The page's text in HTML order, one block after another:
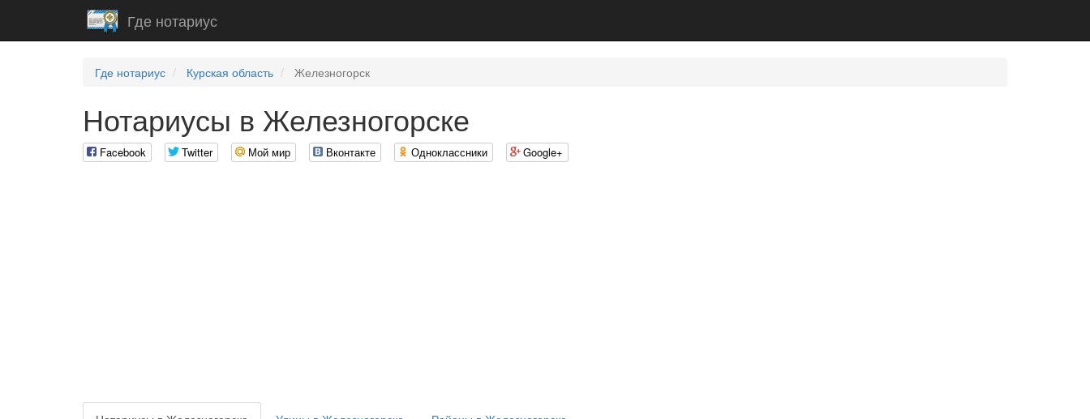
Где нотариус
Где нотариус Курская область Железногорск
Нотариусы в Железногорске
Facebook Twitter Мой мир Вконтакте Одноклассники Google+